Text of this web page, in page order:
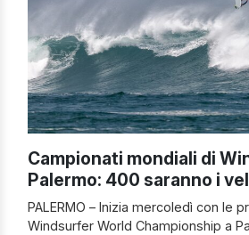
Campionati mondiali di
Palermo: 400 saranno i
PALERMO – Inizia mercoledì con le
Windsurfer World Championship a